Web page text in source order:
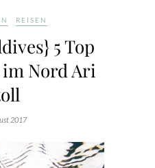
REISEN
5 Top
Nord Ari
2017